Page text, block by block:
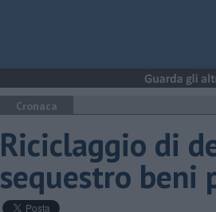
Cronaca
Riciclaggio di
sequestro beni